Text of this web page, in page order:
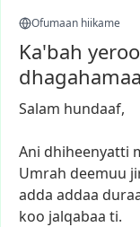
Ofumaan hiikame
Ka'bah
Salam hundaaf,
Ani dhiheenyatti
Umrah deemuu
adda addaa
koo jalqabaa ti.